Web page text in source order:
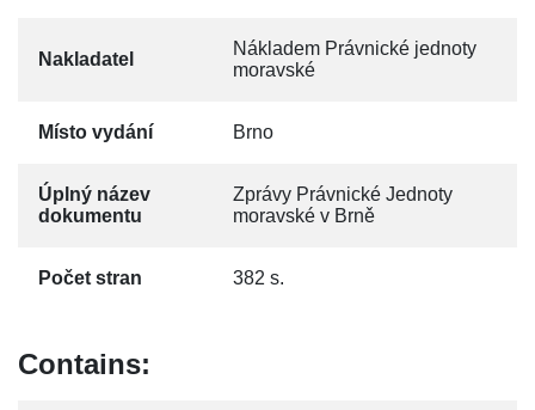
Nakladatel
Nákladem Právnické jednoty
moravské
Místo vydání Brno
Úplný název
dokumentu
Zprávy Právnické Jednoty
moravské v Brně
Počet stran 382 s.
Contains: